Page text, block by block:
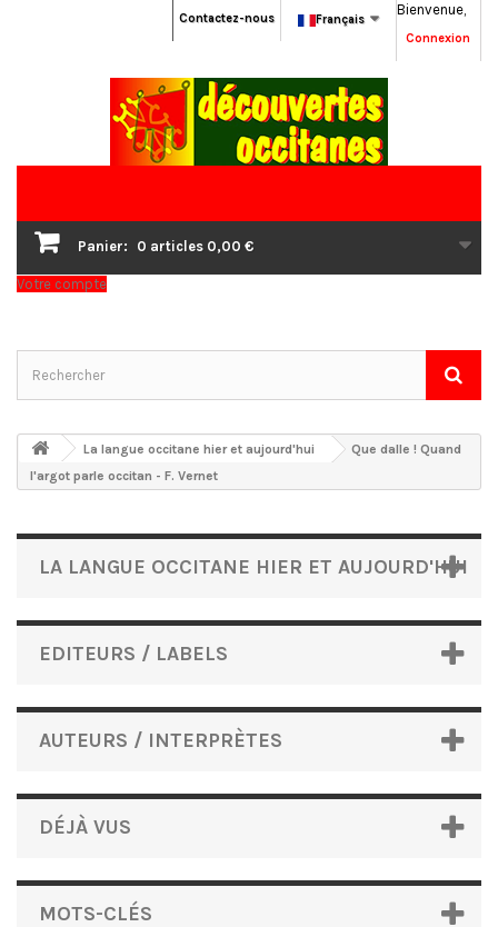
Bienvenue,
Connexion
Français
Contactez-nous
Panier: 0 articles 0,00 €
Votre compte
La langue occitane hier et aujourd'hui
Que dalle ! Quand
l'argot parle occitan - F. Vernet
LA LANGUE OCCITANE HIER ET AUJOURD'HUI
EDITEURS / LABELS
AUTEURS / INTERPRÈTES
DÉJÀ VUS
MOTS-CLÉS